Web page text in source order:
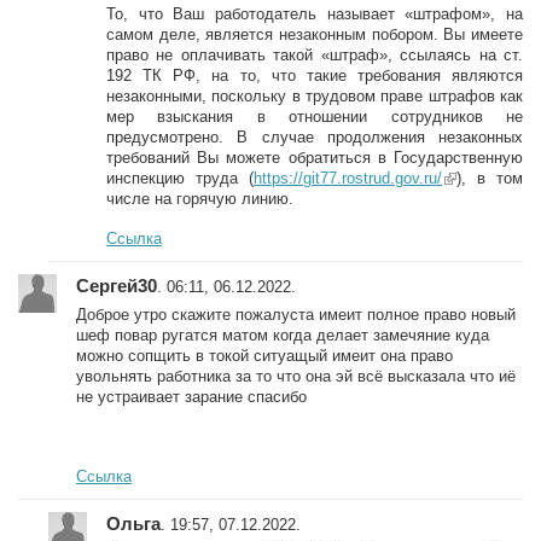
То, что Ваш работодатель называет «штрафом», на
самом деле, является незаконным побором. Вы имеете
право не оплачивать такой «штраф», ссылаясь на ст.
192 ТК РФ, на то, что такие требования являются
незаконными, поскольку в трудовом праве штрафов как
мер взыскания в отношении сотрудников не
предусмотрено. В случае продолжения незаконных
требований Вы можете обратиться в Государственную
инспекцию труда (https://git77.rostrud.gov.ru/(link is
), в том
числе на горячую линию.
Ссылка
Сергей30 . 06:11, 06.12.2022.
Доброе утро скажите пожалуста имеит полное право новый
шеф повар ругатся матом когда делает замечяние куда
можно сопщить в токой ситуащый имеит она право
увольнять работника за то что она эй всё высказала что иё
не устраивает зарание спасибо
Ссылка
Ольга. 19:57, 07.12.2022.